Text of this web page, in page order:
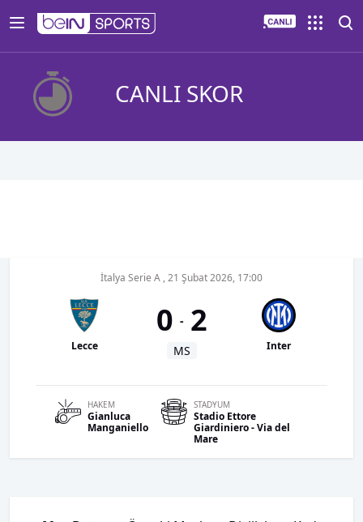
CANLI SKOR
İtalya Serie A , 21 Şubat 2026, 17:00
Lecce
0 - 2
MS Inter
HAKEM
Gianluca
Manganiello
STADYUM
Stadio Ettore
Giardiniero - Via del
Mare